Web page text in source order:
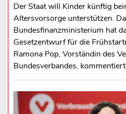
Der Staat will Kinder künftig
Altersvorsorge unterstützen.
Bundesfinanzministerium hat
Gesetzentwurf für die
Ramona Pop, Vorständin des
Bundesverbandes,